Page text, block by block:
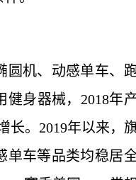
圆机、动感单车、
健身器械，2018年
长。2019年以来，
单车等品类均稳居